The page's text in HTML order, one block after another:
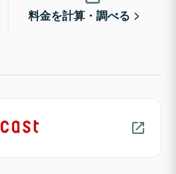
料金を計算・調べる